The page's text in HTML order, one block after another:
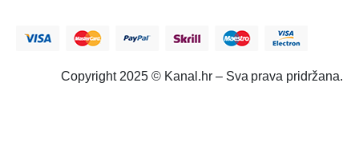
Copyright 2025 © Kanal.hr – Sva prava pridržana.